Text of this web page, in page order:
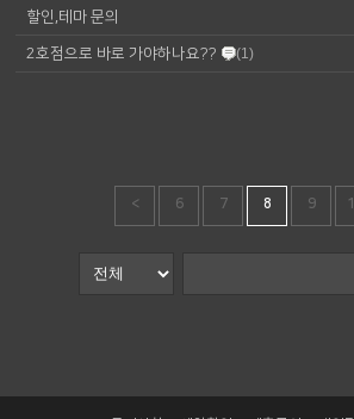
할인,테마 문의
2호점으로 바로 가야하나요?? (1)
< 6 7 8 9